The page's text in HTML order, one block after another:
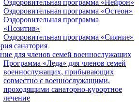
Оздоровительная программа «Нейрон»
Оздоровительная программа «Остеон»
Оздоровительная программа
«Позитив»
Оздоровительная программа «Сияние»
санатория
для членов семей военнослужащих
Программа «Леда» для членов семей
военнослужащих, прибывающих
совместно с военнослужащими,
проходящими санаторно-курортное
лечение